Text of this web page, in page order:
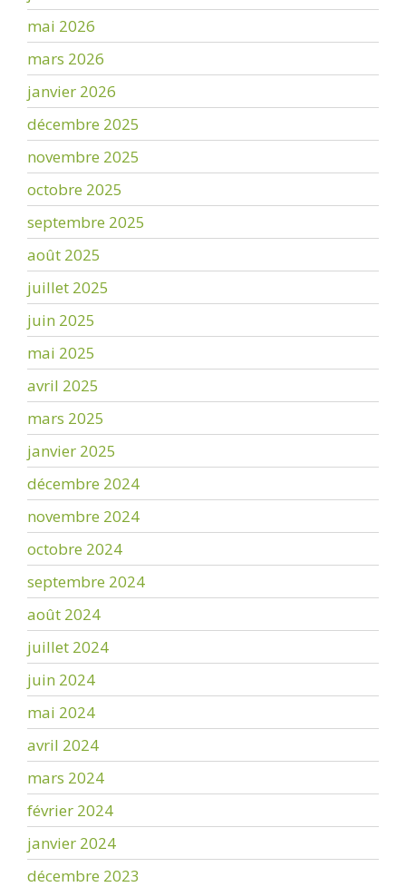
mai 2026
mars 2026
janvier 2026
décembre 2025
novembre 2025
octobre 2025
septembre 2025
août 2025
juillet 2025
juin 2025
mai 2025
avril 2025
mars 2025
janvier 2025
décembre 2024
novembre 2024
octobre 2024
septembre 2024
août 2024
juillet 2024
juin 2024
mai 2024
avril 2024
mars 2024
février 2024
janvier 2024
décembre 2023